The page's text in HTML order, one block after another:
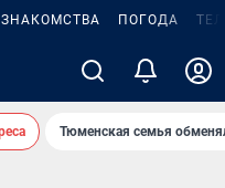
ЗНАКОМСТВА ПОГОДА
Тюменская семья